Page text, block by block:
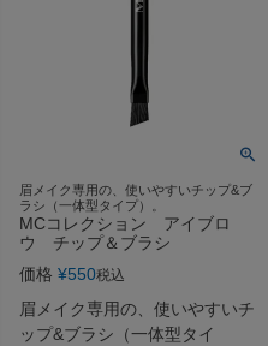
眉メイク専用の、使いやすいチップ&ブ
ラシ（一体型タイプ）。
MCコレクション アイブロ
ウ チップ＆ブラシ
価格 ¥550税込
眉メイク専用の、使いやすいチ
ップ&ブラシ（一体型タイ